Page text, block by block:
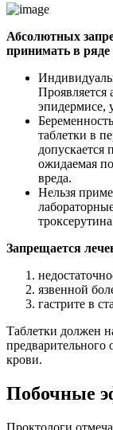
Абсолютных
принимать в ряде
эпидермисе,
таблетки в
допускается
ожидаемая
вреда.
Нельзя
Запрещается
язвенной
гастрите в
Таблетки должен
предварительного
крови.
Побочные
Проктологи